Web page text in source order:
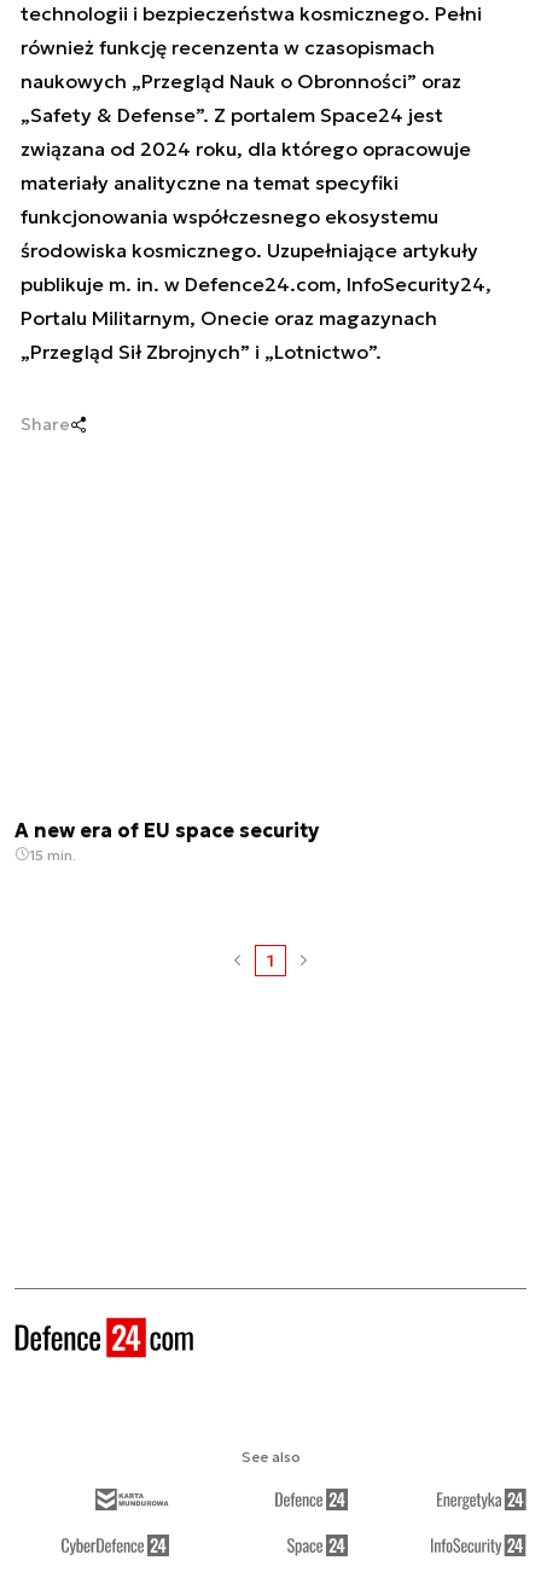
technologii i bezpieczeństwa kosmicznego. Pełni
również funkcję recenzenta w czasopismach
naukowych „Przegląd Nauk o Obronności” oraz
„Safety & Defense”. Z portalem Space24 jest
związana od 2024 roku, dla którego opracowuje
materiały analityczne na temat specyfiki
funkcjonowania współczesnego ekosystemu
środowiska kosmicznego. Uzupełniające artykuły
publikuje m. in. w Defence24.com, InfoSecurity24,
Portalu Militarnym, Onecie oraz magazynach
„Przegląd Sił Zbrojnych” i „Lotnictwo”.
Share
A new era of EU space security
15 min.
1
See also